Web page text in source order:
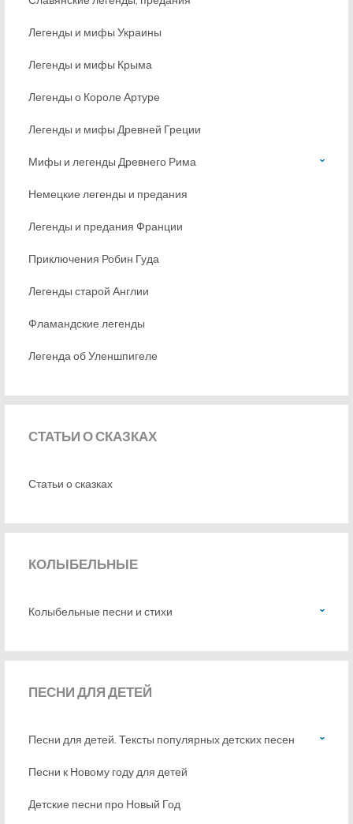
Легенды и мифы Украины
Легенды и мифы Крыма
Легенды о Короле Артуре
Легенды и мифы Древней Греции
Мифы и легенды Древнего Рима
Немецкие легенды и предания
Легенды и предания Франции
Приключения Робин Гуда
Легенды старой Англии
Фламандские легенды
Легенда об Уленшпигеле
СТАТЬИО СКАЗКАХ
Статьи о сказках
КОЛЫБЕЛЬНЫЕ
Колыбельные песни и стихи
ПЕСНИДЛЯ ДЕТЕЙ
Песни для детей. Тексты популярных детских песен
Песни к Новому году для детей
Детские песни про Новый Год